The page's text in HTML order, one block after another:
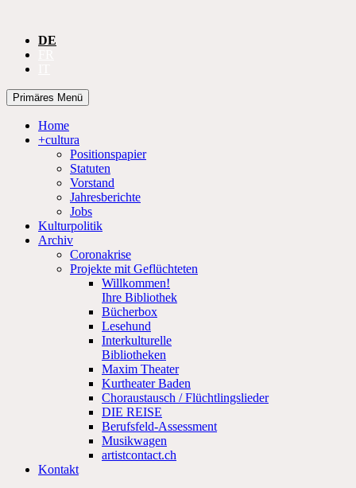
DE
CULTURA
Suchen
Primäres Menü Zum
Inhalt
Home
+cultura
Positionspapier
Statuten
Vorstand
Jahresberichte
Jobs
Kulturpolitik
Archiv
Coronakrise
Projekte mit Geflüchteten
Willkommen!
Ihre Bibliothek
Bücherbox
Lesehund
Interkulturelle
Bibliotheken
Maxim Theater
Kurtheater Baden
Choraustausch / Flüchtlingslieder
DIE REISE
Berufsfeld-Assessment
Musikwagen
artistcontact.ch
Kontakt